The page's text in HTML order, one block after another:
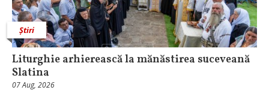
Știri
Liturghie arhierească la mănăstirea suceveană
Slatina
07 Aug, 2026